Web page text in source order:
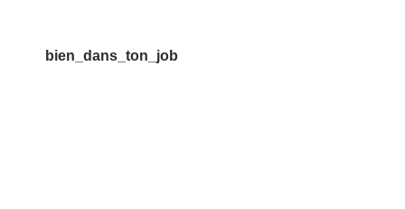
bien_dans_ton_job